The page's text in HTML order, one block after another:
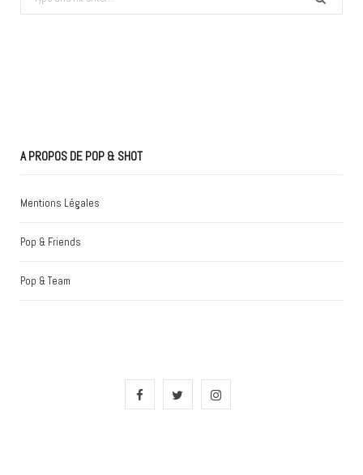
for:
A PROPOS DE POP & SHOT
Mentions Légales
Pop & Friends
Pop & Team
F
I